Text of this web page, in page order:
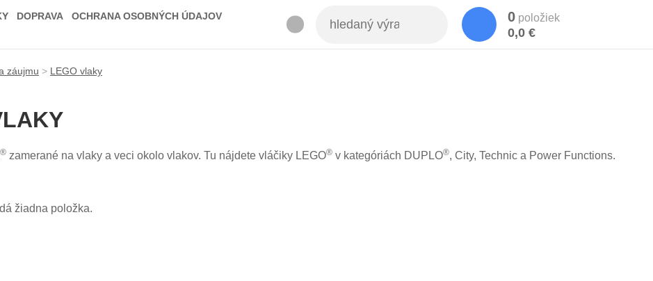
0 položiek
0,0 €
DOPRAVA
OCHRANA OSOBNÝCH ÚDAJOV
záujmu > LEGO vlaky
® zamerané na vlaky a veci okolo vlakov. Tu nájdete vláčiky LEGO® v kategóriách DUPLO®, City, Technic a Power Functions.
žiadna položka.